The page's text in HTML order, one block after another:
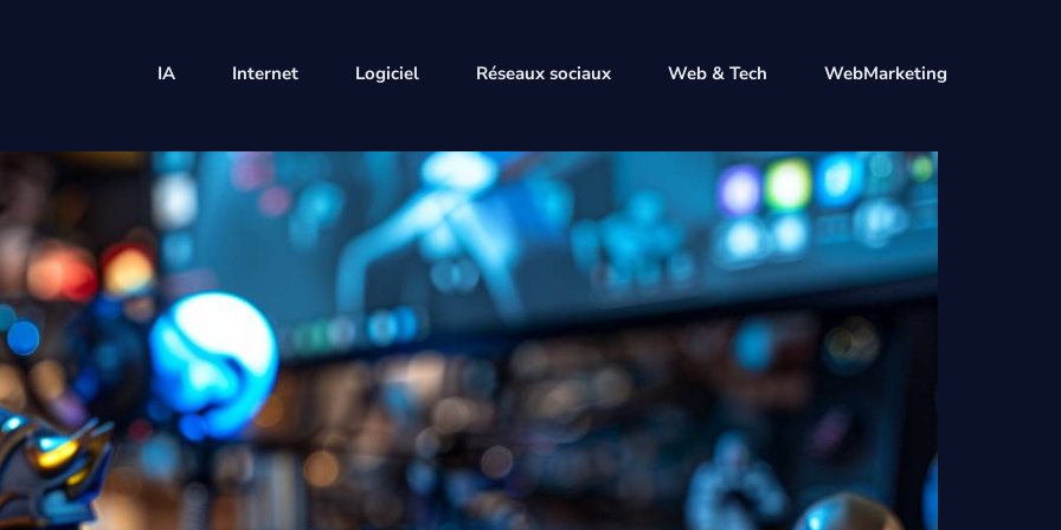
IA Internet Logiciel Réseaux sociaux Web & Tech WebMarketing